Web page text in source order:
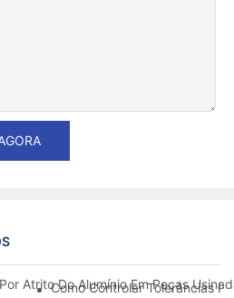
Atrito Do Alumínio Em Peças
Como Controlar Tolerâncias